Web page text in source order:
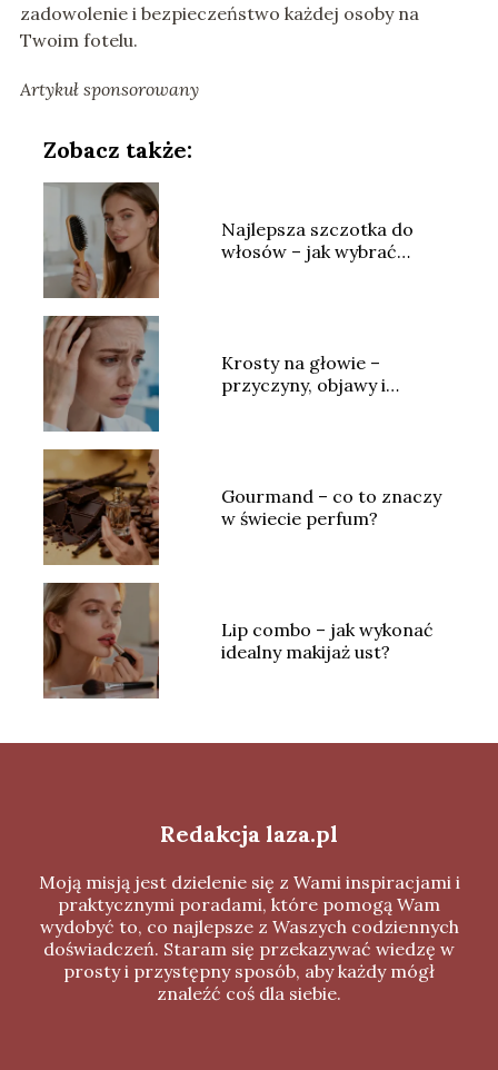
zadowolenie i bezpieczeństwo każdej osoby na
Twoim fotelu.
Artykuł sponsorowany
Zobacz także:
Najlepsza szczotka do
włosów – jak wybrać
Krosty na głowie –
przyczyny, objawy i
Gourmand – co to znaczy
w świecie perfum?
Lip combo – jak wykonać
idealny makijaż ust?
Redakcja laza.pl
Moją misją jest dzielenie się z Wami inspiracjami i
praktycznymi poradami, które pomogą Wam
wydobyć to, co najlepsze z Waszych codziennych
doświadczeń. Staram się przekazywać wiedzę w
prosty i przystępny sposób, aby każdy mógł
znaleźć coś dla siebie.